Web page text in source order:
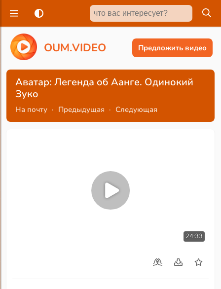
OUM.VIDEO Предложить видео
Аватар: Легенда об Аанге. Одинокий
Зуко
На почту · Предыдущая · Следующая
24:33